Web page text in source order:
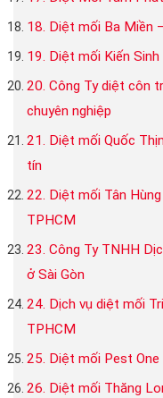
18. Diệt mối Ba Miền
19. Diệt mối Kiến
20. Công Ty diệt côn
chuyên nghiệp
21. Diệt mối Quốc
tín
22. Diệt mối Tân
TPHCM
23. Công Ty TNHH
ở Sài Gòn
24. Dịch vụ diệt mối
TPHCM
25. Diệt mối Pest
26. Diệt mối Thăng